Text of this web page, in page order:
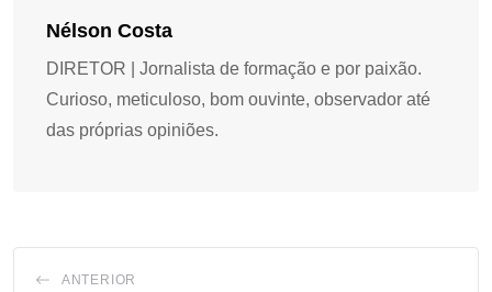
Nélson Costa
DIRETOR | Jornalista de formação e por paixão.
Curioso, meticuloso, bom ouvinte, observador até
das próprias opiniões.
ANTERIOR